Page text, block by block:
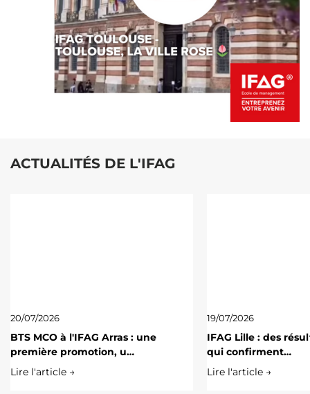
ACTUALITÉS DE L'IFAG
20/07/2026
BTS MCO à l'IFAG Arras : une
première promotion, u…
Lire l'article →
19/07/2026
IFAG Lille : des
qui confirment…
Lire l'article →